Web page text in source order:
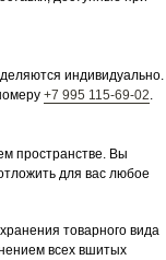
индивидуально.
+7 995 115-69-02.
пространстве. Вы
для вас любое
товарного вида
всех вшитых